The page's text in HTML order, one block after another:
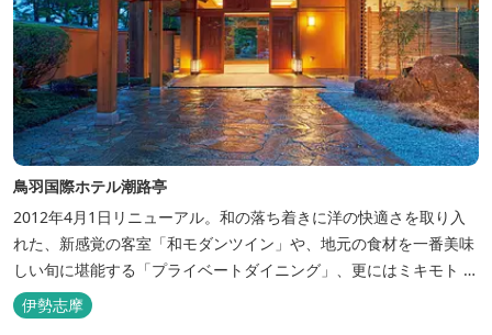
鳥羽国際ホテル潮路亭
2012年4月1日リニューアル。和の落ち着きに洋の快適さを取り入
れた、新感覚の客室「和モダンツイン」や、地元の食材を一番美味
しい旬に堪能する「プライベートダイニング」、更にはミキモト コ
スメティックスとの提携により実現した、日本初の「パールオーロ
ラ風呂」が誕生。
伊勢志摩